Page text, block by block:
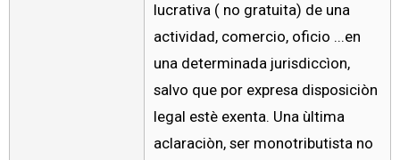
lucrativa ( no gratuita) de una
actividad, comercio, oficio ...en
una determinada jurisdiccìon,
salvo que por expresa disposiciòn
legal estè exenta. Una ùltima
aclaraciòn, ser monotributista no